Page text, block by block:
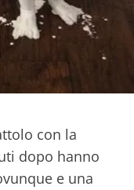
con la
dopo hanno
e una